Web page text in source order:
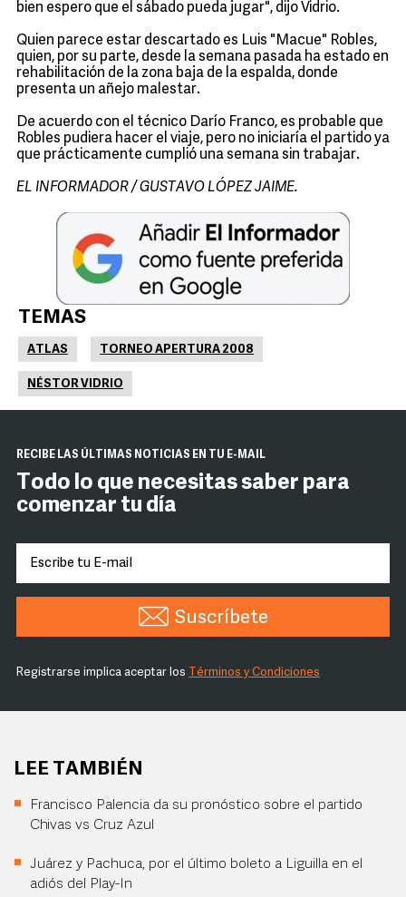
bien espero que el sábado pueda jugar", dijo Vidrio.
Quien parece estar descartado es Luis "Macue" Robles,
quien, por su parte, desde la semana pasada ha estado en
rehabilitación de la zona baja de la espalda, donde
presenta un añejo malestar.
De acuerdo con el técnico Darío Franco, es probable que
Robles pudiera hacer el viaje, pero no iniciaría el partido ya
que prácticamente cumplió una semana sin trabajar.
EL INFORMADOR / GUSTAVO LÓPEZ JAIME.
TEMAS
ATLAS TORNEO APERTURA 2008
NÉSTOR VIDRIO
RECIBE LAS ÚLTIMAS NOTICIAS EN TU E-MAIL
Todo lo que necesitas saber para
comenzar tu día
Suscríbete
Registrarse implica aceptar los Términos y Condiciones
LEE TAMBIÉN
Francisco Palencia da su pronóstico sobre el partido
Chivas vs Cruz Azul
Juárez y Pachuca, por el último boleto a Liguilla en el
adiós del Play-In